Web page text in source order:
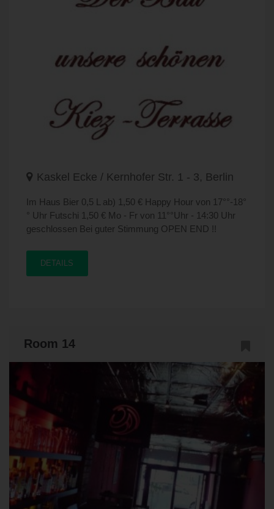
Kaskel Ecke / Kernhofer Str. 1 - 3, Berlin
Im Haus Bier 0,5 L ab) 1,50 € Happy Hour von 17°°-18°
° Uhr Futschi 1,50 € Mo - Fr von 11°°Uhr - 14:30 Uhr
geschlossen Bei guter Stimmung OPEN END !!
DETAILS
Room 14